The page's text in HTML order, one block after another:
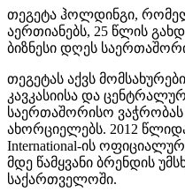
თეგეტა ჰოლდინგი,
აერთიანებს, 25 წლის
ბიზნესი დღეს
თეგეტას აქვს
კავკასიისა და
საერთაშორისო
ახორციელებს. 2012
International-ის
მდე წამყვანი ბრენდის
საქართველოში.